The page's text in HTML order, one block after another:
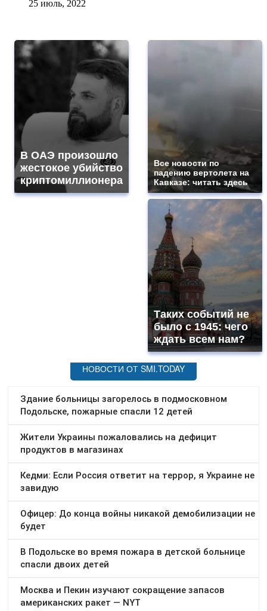
25 июль, 2022
В ОАЭ произошло
жестокое убийство
криптомиллионера
Все новости по
падению вертолета на
Кавказе: читать здесь
Таких событий не
было с 1945: чего
ждать всем нам?